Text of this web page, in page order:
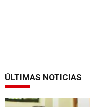
ÚLTIMAS NOTICIAS